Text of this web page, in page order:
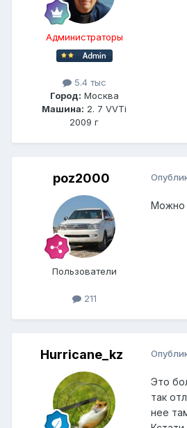
Администраторы
5.4 тыс
Город: Москва
Машина: 2. 7 VVTi
2009 г
poz2000
Пользователи
211
Можно
Hurricane_kz
Это
так
нее